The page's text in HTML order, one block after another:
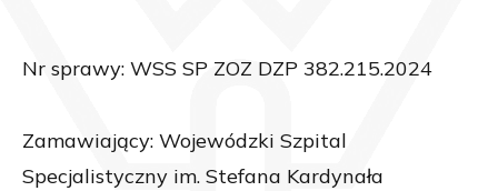
Nr sprawy: WSS SP ZOZ DZP 382.215.2024
Zamawiający: Wojewódzki Szpital
Specjalistyczny im. Stefana Kardynała